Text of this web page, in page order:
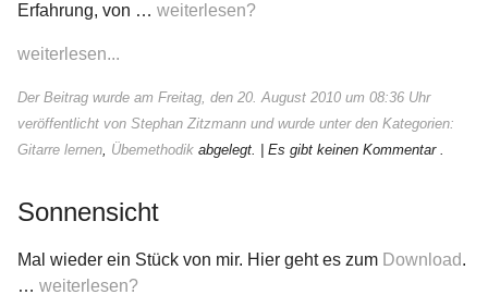
Erfahrung, von … weiterlesen?
weiterlesen...
Der Beitrag wurde am Freitag, den 20. August 2010 um 08:36 Uhr
veröffentlicht von Stephan Zitzmann und wurde unter den Kategorien:
Gitarre lernen, Übemethodik abgelegt. | Es gibt keinen Kommentar .
Sonnensicht
Mal wieder ein Stück von mir. Hier geht es zum Download.
… weiterlesen?